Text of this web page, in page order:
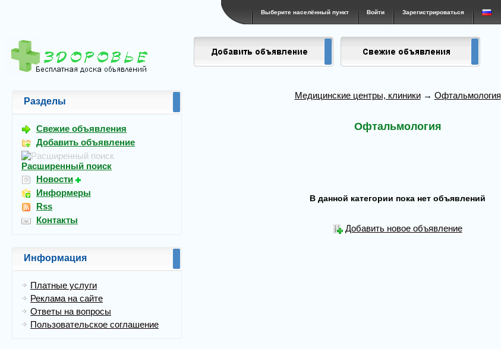
Выберите населённый пункт Войти Зарегистрироваться
Медицинские центры, клиники→ Офтальмология
Офтальмология
В данной категории пока нет объявлений
Добавить новое объявление
Разделы
Свежие объявления
Добавить объявление
Расширенный поиск
Новости
Информеры
Rss
Контакты
Информация
Платные услуги
Реклама на сайте
Ответы на вопросы
Пользовательское соглашение